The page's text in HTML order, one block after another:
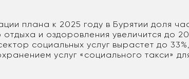
плана к 2025 году в Бурятии доля
отдыха и оздоровления увеличится до
социальных услуг вырастет до
услуг «социального такси»